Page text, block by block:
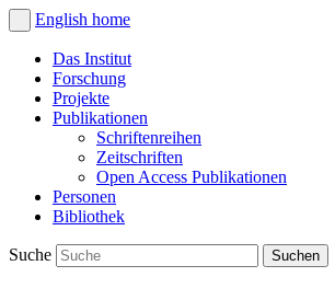
English home
Das Institut
Forschung
Projekte
Publikationen
Schriftenreihen
Zeitschriften
Open Access Publikationen
Personen
Bibliothek
Suche